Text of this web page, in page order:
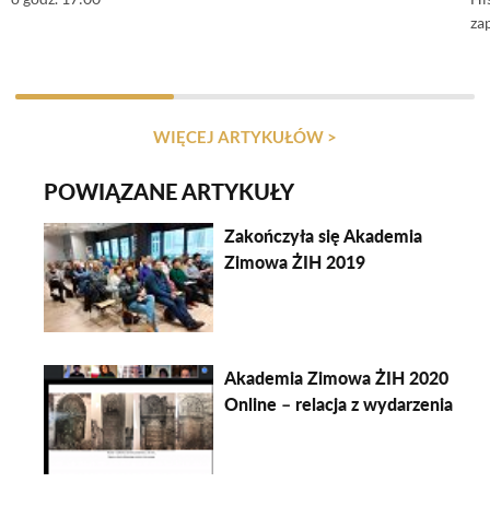
WIĘCEJ ARTYKUŁÓW >
POWIĄZANE ARTYKUŁY
Zakończyła się Akademia
Zimowa ŻIH 2019
Akademia Zimowa ŻIH 2020
Online – relacja z wydarzenia